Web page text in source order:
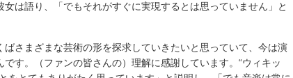
女は語り、「でもそれがすぐに実現するとは思っていません」と
さまざまな芸術の形を探求していきたいと思っていて、今は演
す。（ファンの皆さんの）理解に感謝しています。“ウィキッ